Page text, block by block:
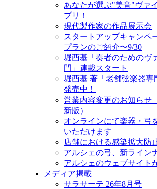
あなたが選ぶ"美音"ヴァ
プリ！
現代製作家の作品展示会
スタートアップキャンペ
プランのご紹介〜9/30
堀酉基「奏者のためのヴ
門」連載スタート
堀酉基 著「老舗弦楽器専
発売中！
営業内容変更のお知らせ
新版）
オンラインにて楽器・弓
いただけます
店舗における感染拡大防
アルシェの弓、新ライン
アルシェのウェブサイト
メディア掲載
サラサーテ 26年8月号